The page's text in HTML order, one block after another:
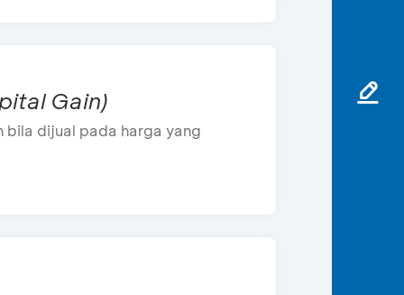
Gain)
bila dijual pada harga yang